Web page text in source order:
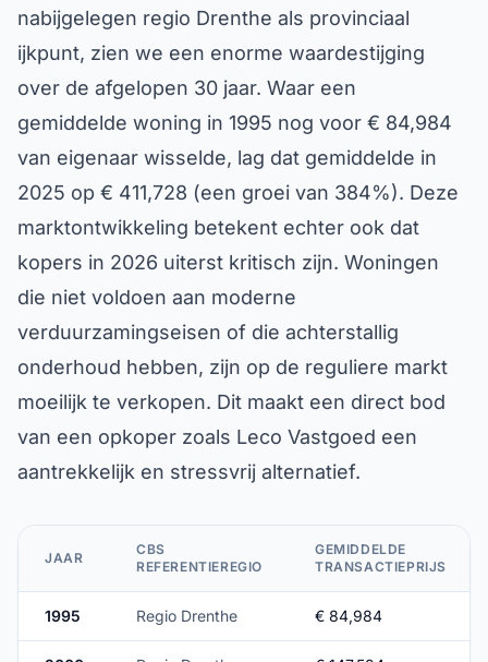
nabijgelegen regio Drenthe als provinciaal
ijkpunt, zien we een enorme waardestijging
over de afgelopen 30 jaar. Waar een
gemiddelde woning in 1995 nog voor € 84,984
van eigenaar wisselde, lag dat gemiddelde in
2025 op € 411,728 (een groei van 384%). Deze
marktontwikkeling betekent echter ook dat
kopers in 2026 uiterst kritisch zijn. Woningen
die niet voldoen aan moderne
verduurzamingseisen of die achterstallig
onderhoud hebben, zijn op de reguliere markt
moeilijk te verkopen. Dit maakt een direct bod
van een opkoper zoals Leco Vastgoed een
aantrekkelijk en stressvrij alternatief.
JAAR
CBS
REFERENTIEREGIO
GEMIDDELDE
TRANSACTIEPRIJS
1995 Regio Drenthe € 84,984